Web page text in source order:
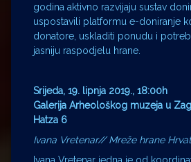
godina aktivno razvijaju sustav
uspostavili platformu e-doniranje
donatore, uskladiti ponudu i
jasniju raspodjelu hrane.
Srijeda, 19. lipnja 2019., 18:00h
Galerija Arheološkog muzeja u
Hatza 6
Ivana Vretenar// Mreže hrane
Ivana Vretenar jedna je od